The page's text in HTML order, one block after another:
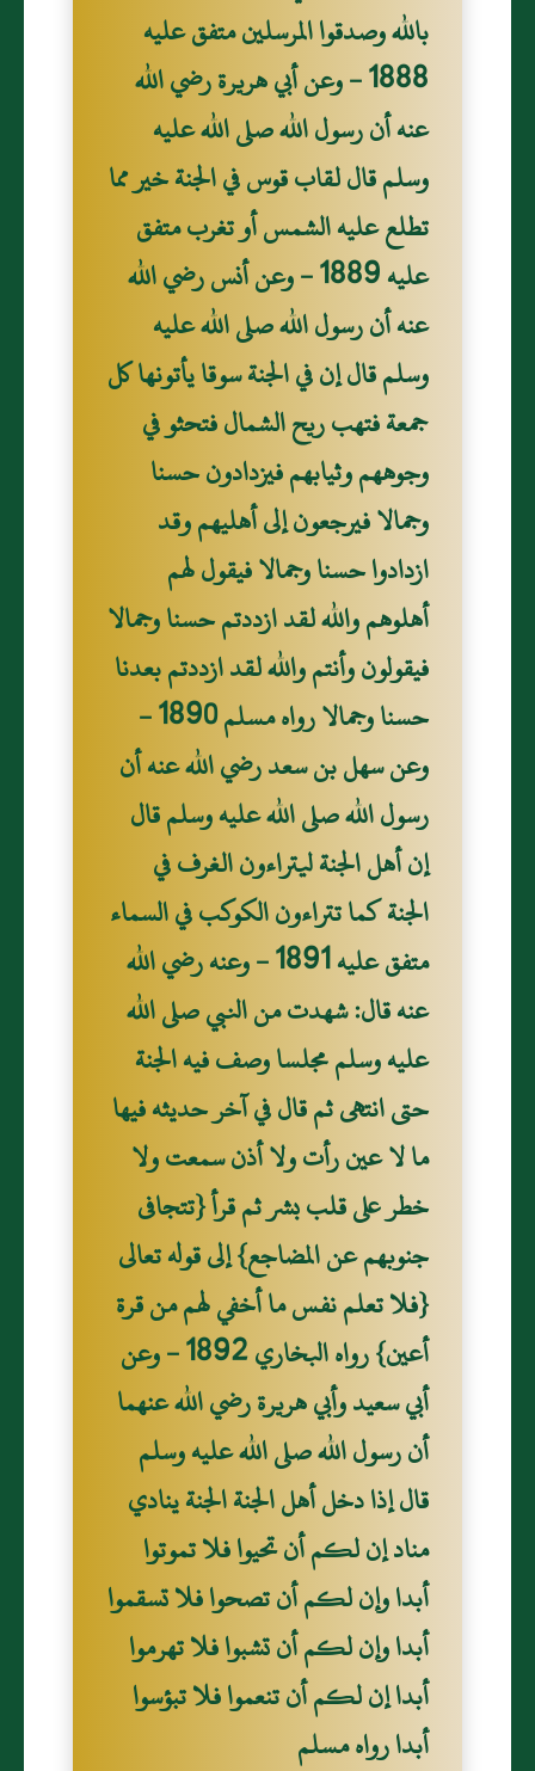
بالله وصدقوا المرسلين متفق عليه
1888 - وعن أبي هريرة رضي الله
عنه أن رسول الله صلى الله عليه
وسلم قال لقاب قوس في الجنة خير مما
تطلع عليه الشمس أو تغرب متفق
عليه 1889 - وعن أنس رضي الله
عنه أن رسول الله صلى الله عليه
وسلم قال إن في الجنة سوقا يأتونها كل
جمعة فتهب ريح الشمال فتحثو في
وجوههم وثيابهم فيزدادون حسنا
وجمالا فيرجعون إلى أهليهم وقد
ازدادوا حسنا وجمالا فيقول لهم
أهلوهم والله لقد ازددتم حسنا وجمالا
فيقولون وأنتم والله لقد ازددتم بعدنا
حسنا وجمالا رواه مسلم 1890 -
وعن سهل بن سعد رضي الله عنه أن
رسول الله صلى الله عليه وسلم قال
إن أهل الجنة ليتراءون الغرف في
الجنة كما تتراءون الكوكب في السماء
متفق عليه 1891 - وعنه رضي الله
عنه قال: شهدت من النبي صلى الله
عليه وسلم مجلسا وصف فيه الجنة
حتى انتهى ثم قال في آخر حديثه فيها
ما لا عين رأت ولا أذن سمعت ولا
خطر على قلب بشر ثم قرأ {تتجافى
جنوبهم عن المضاجع} إلى قوله تعالى
{فلا تعلم نفس ما أخفي لهم من قرة
أعين} رواه البخاري 1892 - وعن
أبي سعيد وأبي هريرة رضي الله عنهما
أن رسول الله صلى الله عليه وسلم
قال إذا دخل أهل الجنة الجنة ينادي
مناد إن لكم أن تحيوا فلا تموتوا
أبدا وإن لكم أن تصحوا فلا تسقموا
أبدا وإن لكم أن تشبوا فلا تهرموا
أبدا إن لكم أن تنعموا فلا تبؤسوا
أبدا رواه مسلم